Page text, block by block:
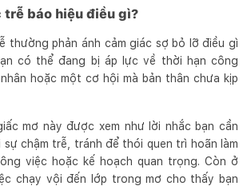
trễ báo hiệu điều gì?
thường phản ánh cảm giác sợ bỏ lỡ điều gì
có thể đang bị áp lực về thời hạn công
hoặc một cơ hội mà bản thân chưa kịp
mơ này được xem như lời nhắc bạn cần
chậm trễ, tránh để thói quen trì hoãn làm
việc hoặc kế hoạch quan trọng. Còn ở
chạy vội đến lớp trong mơ cho thấy bạn